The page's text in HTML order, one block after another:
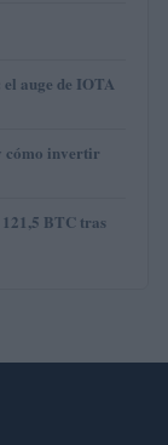
auge de IOTA
cómo invertir
BTC tras